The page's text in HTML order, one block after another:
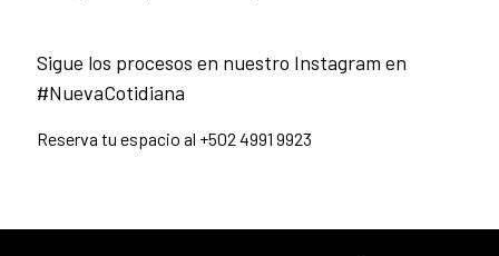
Sigue los procesos en nuestro Instagram en
#NuevaCotidiana
Reserva tu espacio al +502 4991 9923